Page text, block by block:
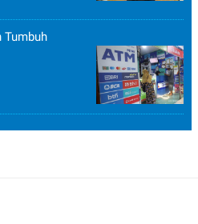
Tumbuh